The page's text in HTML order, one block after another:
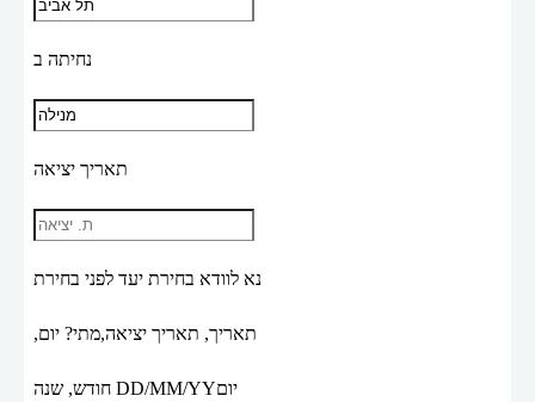
נחיתה ב
תאריך יציאה
נא לוודא בחירת יעד לפני בחירת
תאריך, תאריך יציאה,מתי? יום,
DD/MM/YYיום